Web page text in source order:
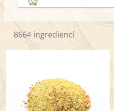
8664 ingrediencí